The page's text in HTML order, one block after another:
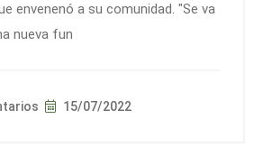
envenenó a su comunidad. "Se va
nueva fun
15/07/2022